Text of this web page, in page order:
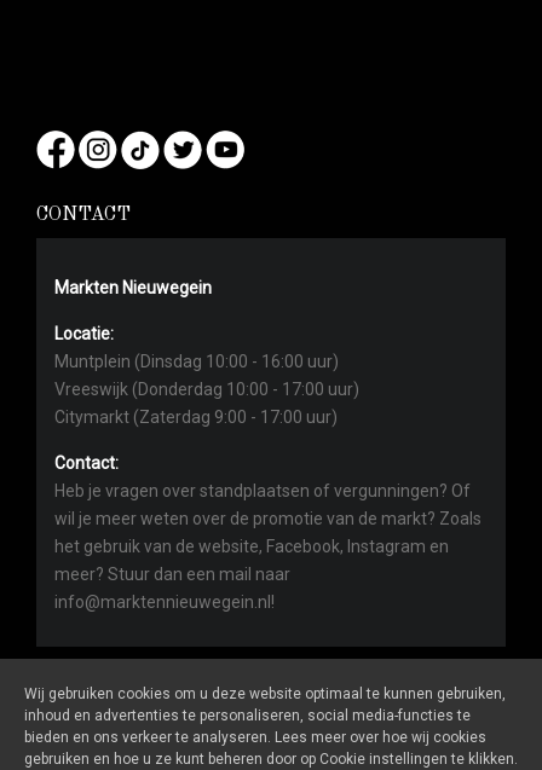
CONTACT
Markten Nieuwegein
Locatie:
Muntplein (Dinsdag 10:00 - 16:00 uur)
Vreeswijk (Donderdag 10:00 - 17:00 uur)
Citymarkt (Zaterdag 9:00 - 17:00 uur)
Contact:
Heb je vragen over standplaatsen of vergunningen? Of
wil je meer weten over de promotie van de markt? Zoals
het gebruik van de website, Facebook, Instagram en
meer? Stuur dan een mail naar
info@marktennieuwegein.nl!
Marktennieuwegein.nlis een website van De Markt Online
Wij gebruiken cookies om u deze website optimaal te kunnen gebruiken,
inhoud en advertenties te personaliseren, social media-functies te
bieden en ons verkeer te analyseren. Lees meer over hoe wij cookies
gebruiken en hoe u ze kunt beheren door op Cookie instellingen te klikken.